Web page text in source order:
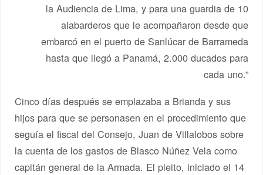
la Audiencia de Lima, y para una guardia de 10
alabarderos que le acompañaron desde que
embarcó en el puerto de Sanlúcar de Barrameda
hasta que llegó a Panamá, 2.000 ducados para
cada uno.”
Cinco días después se emplazaba a Brianda y sus
hijos para que se personasen en el procedimiento que
seguía el fiscal del Consejo, Juan de Villalobos sobre
la cuenta de los gastos de Blasco Núñez Vela como
capitán general de la Armada. El pleito, iniciado el 14